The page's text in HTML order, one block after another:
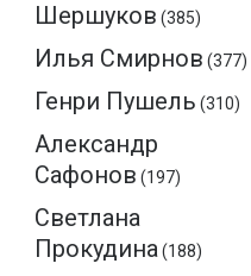
Шершуков (385)
Илья Смирнов (377)
Генри Пушель (310)
Александр
Сафонов (197)
Светлана
Прокудина(188)